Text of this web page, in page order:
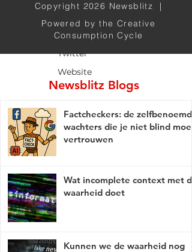
Telegram
Twitter
Website
Newsblitz Blogs
Factcheckers: de zelfbenoemde
wachters die je niet blind moet
vertrouwen
Wat incomplete context met de
waarheid doet
Kunnen we de waarheid nog
Copyright 2026 Newsblitz |
Powered by the Creative
Consumption Cycle